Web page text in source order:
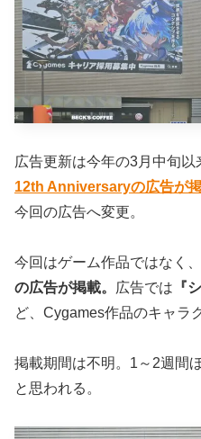
広告更新は今年の3月中旬以
12th Anniversaryの広告が
今回の広告へ変更。
今回はゲーム作品ではなく、
の広告が掲載。
広告では 『
ど、Cygames作品のキャラ
掲載期間は不明。1～2週間
と思われる。